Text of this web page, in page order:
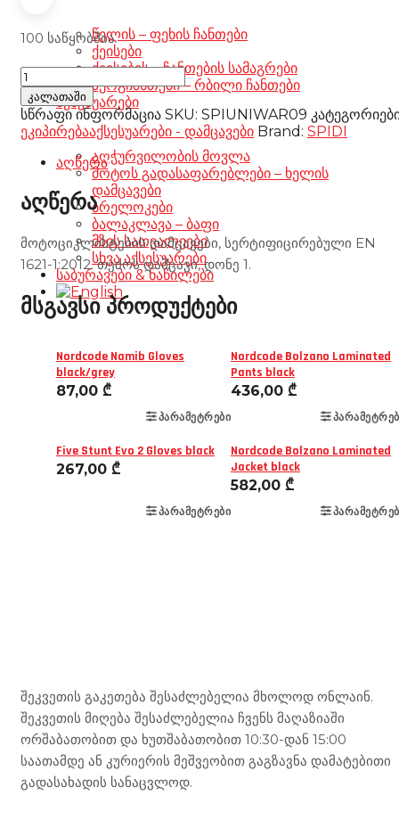
წელის – ფეხის ჩანთები
ქეისები
ქეისების – ჩანთების სამაგრები
ზურგჩანთები – რბილი ჩანთები
აქსესუარები
აღჭურვილობის მოვლა
მოტოს გადასაფარებლები – ხელის
დამცავები
ბრელოკები
ბალაკლავა – ბაფი
მზის სათვალეები
სხვა აქსესუარები
საბურავები & ნაწილები
100 საწყობშია
Spidi
Warrior
Lite
H
Hip
Protector
რაოდენობა
კალათაში
სწრაფი ინფორმაცია SKU: SPIUNIWAR09
ეკიპირებააქსესუარები - დამცავები Brand: SPIDI
აღწერა
აღწერა
მოტოციკლისტების დამცავები, სერტიფიცირებული EN
1621-1:2012. თეძოს დამცავი, დონე 1.
მსგავსი პროდუქტები
Nordcode Namib Gloves
black/grey
87,00 ₾
ᲞᲐᲠᲐᲛᲔᲢᲠᲔᲑᲘ
Nordcode Bolzano Laminated
Pants black
436,00 ₾
Five Stunt Evo 2 Gloves black
267,00 ₾
ᲞᲐᲠᲐᲛᲔᲢᲠᲔᲑᲘ
Nordcode Bolzano Laminated
Jacket black
582,00 ₾
შეკვეთის გაკეთება შესაძლებელია მხოლოდ ონლაინ.
შეკვეთის მიღება შესაძლებელია ჩვენს მაღაზიაში
ორშაბათობით და ხუთშაბათობით 10:30-დან 15:00
საათამდე ან კურიერის მეშვეობით გაგზავნა დამატებითი
გადასახადის სანაცვლოდ.